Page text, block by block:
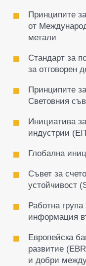
Принципите
от
метали
Стандарт за
за отговорен
Принципите
Световния
Инициатива
индустрии
Глобална
Съвет за
устойчивост
Работна
информация
Европейска
развитие
и добри